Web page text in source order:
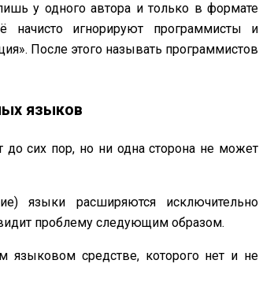
у одного автора и только в формате
начисто игнорируют программисты и
После этого называть программистов
языков
до сих пор, но ни одна сторона не может
языки расширяются исключительно
проблему следующим образом.
языковом средстве, которого нет и не